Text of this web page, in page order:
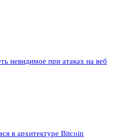
невидимое при атаках на веб
в архитектуре Bitcoin